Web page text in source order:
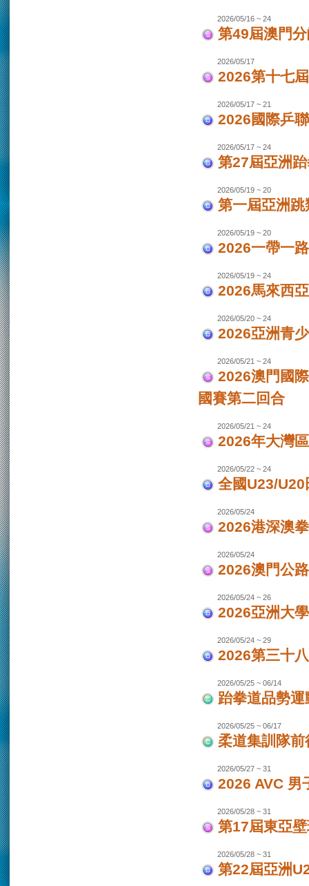
2026/05/16 ~ 24
第49屆澳門
2026/05/17
2026第十七
2026/05/17 ~ 21
2026國際乒
2026/05/17 ~ 24
第27屆亞洲
2026/05/19 ~ 20
第一屆亞洲
2026/05/19 ~ 20
2026一帶一
2026/05/19 ~ 24
2026馬來西
2026/05/20 ~ 24
2026亞洲青
2026/05/21 ~ 24
2026澳門國
國賽第二回合
2026/05/21 ~ 24
2026年大灣
2026/05/22 ~ 24
全國U23/
2026/05/24
2026港深澳
2026/05/24
2026澳門公
2026/05/24 ~ 26
2026亞洲大
2026/05/24 ~ 29
2026第三十
2026/05/25 ~ 06/14
跆拳道品勢
2026/05/25 ~ 06/17
柔道集訓隊
2026/05/27 ~ 31
2026 AVC 男
2026/05/28 ~ 31
第17屆東亞
2026/05/28 ~ 31
第22屆亞洲